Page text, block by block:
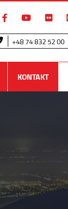
+48 74 832 52 00
KONTAKT